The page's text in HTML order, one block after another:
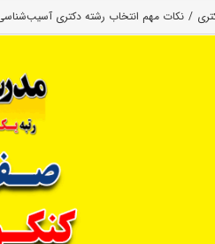
نکات مهم انتخاب رشته دکتری